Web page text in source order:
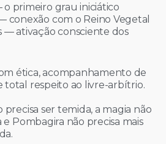
primeiro grau iniciático
conexão com o Reino Vegetal
— ativação consciente dos
ética, acompanhamento de
total respeito ao livre-arbítrio.
ser temida, a magia não
e Pombagira não precisa mais